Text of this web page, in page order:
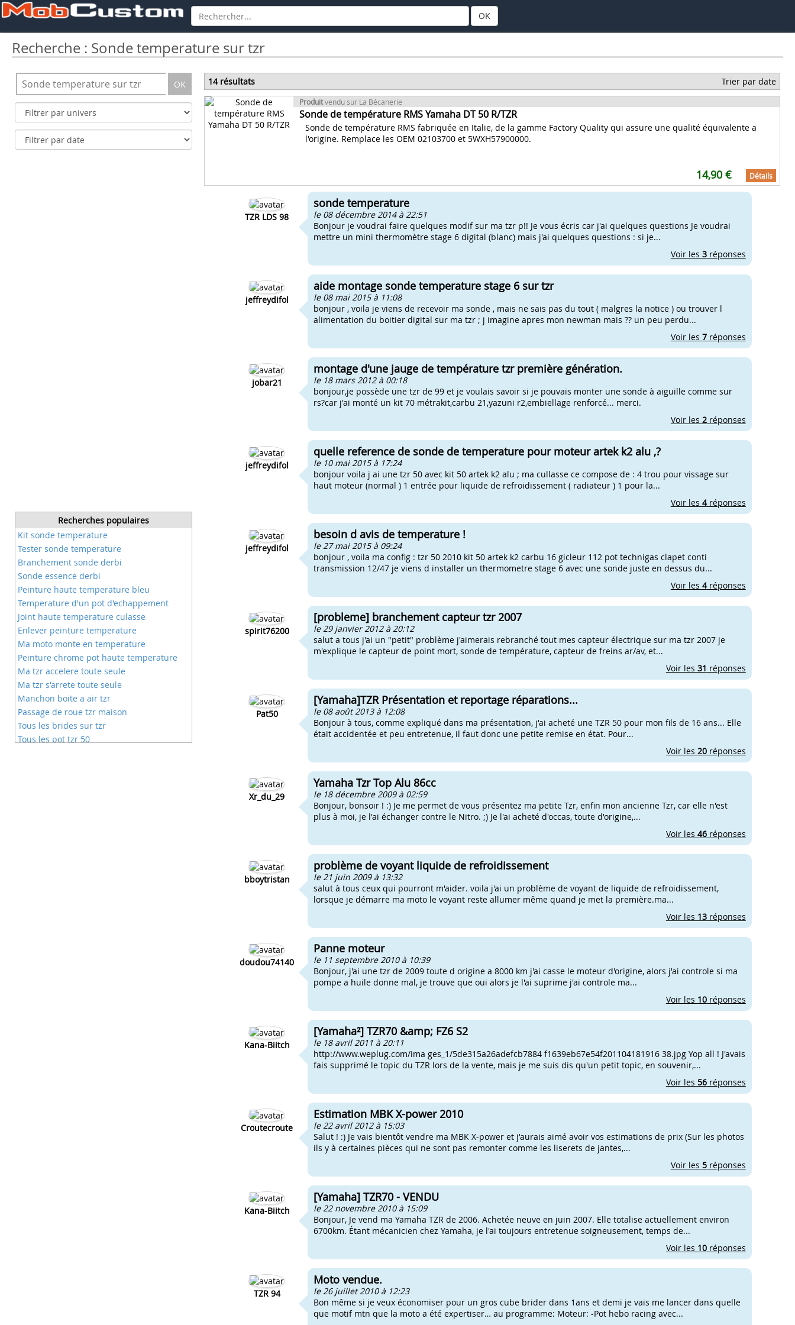
OK
Recherche : Sonde temperature sur tzr
OK
Recherches populaires
Kit sonde temperature
Tester sonde temperature
Branchement sonde derbi
Sonde essence derbi
Peinture haute temperature bleu
Temperature d'un pot d'echappement
Joint haute temperature culasse
Enlever peinture temperature
Ma moto monte en temperature
Peinture chrome pot haute temperature
Ma tzr accelere toute seule
Ma tzr s'arrete toute seule
Manchon boite a air tzr
Passage de roue tzr maison
Tous les brides sur tzr
Tous les pot tzr 50
14 résultats Trier par date
Produitvendu sur La Bécanerie
Sonde de température RMS Yamaha DT 50 R/TZR
Sonde de température RMS fabriquée en Italie, de la gamme Factory Quality qui assure une qualité équivalente a
l'origine. Remplace les OEM 02103700 et 5WXH57900000.
14,90 € Détails
TZR LDS 98
sonde temperature
le 08 décembre 2014 à 22:51
Bonjour je voudrai faire quelques modif sur ma tzr p!! Je vous écris car j'ai quelques questions Je voudrai
mettre un mini thermomètre stage 6 digital (blanc) mais j'ai quelques questions : si je...
Voir les 3réponses
jeffreydifol
aide montage sonde temperature stage 6 sur tzr
le 08 mai 2015 à 11:08
bonjour , voila je viens de recevoir ma sonde , mais ne sais pas du tout ( malgres la notice ) ou trouver l
alimentation du boitier digital sur ma tzr ; j imagine apres mon newman mais ?? un peu perdu...
Voir les 7réponses
jobar21
montage d'une jauge de température tzr première génération.
le 18 mars 2012 à 00:18
bonjour,je possède une tzr de 99 et je voulais savoir si je pouvais monter une sonde à aiguille comme sur
rs?car j'ai monté un kit 70 métrakit,carbu 21,yazuni r2,embiellage renforcé... merci.
Voir les 2réponses
jeffreydifol
quelle reference de sonde de temperature pour moteur artek k2 alu ,?
le 10 mai 2015 à 17:24
bonjour voila j ai une tzr 50 avec kit 50 artek k2 alu ; ma cullasse ce compose de : 4 trou pour vissage sur
haut moteur (normal ) 1 entrée pour liquide de refroidissement ( radiateur ) 1 pour la...
Voir les 4réponses
jeffreydifol
besoin d avis de temperature !
le 27 mai 2015 à 09:24
bonjour , voila ma config : tzr 50 2010 kit 50 artek k2 carbu 16 gicleur 112 pot technigas clapet conti
transmission 12/47 je viens d installer un thermometre stage 6 avec une sonde juste en dessus du...
Voir les 4réponses
spirit76200
[probleme] branchement capteur tzr 2007
le 29 janvier 2012 à 20:12
salut a tous j'ai un "petit" problème j'aimerais rebranché tout mes capteur électrique sur ma tzr 2007 je
m'explique le capteur de point mort, sonde de température, capteur de freins ar/av, et...
Voir les 31 réponses
Pat50
[Yamaha]TZR Présentation et reportage réparations...
le 08 août 2013 à 12:08
Bonjour à tous, comme expliqué dans ma présentation, j'ai acheté une TZR 50 pour mon fils de 16 ans... Elle
était accidentée et peu entretenue, il faut donc une petite remise en état. Pour...
Voir les 20réponses
Xr_du_29
Yamaha Tzr Top Alu 86cc
le 18 décembre 2009 à 02:59
Bonjour, bonsoir ! :) Je me permet de vous présentez ma petite Tzr, enfin mon ancienne Tzr, car elle n'est
plus à moi, je l'ai échanger contre le Nitro. ;) Je l'ai acheté d'occas, toute d'origine,...
Voir les 46réponses
bboytristan
problème de voyant liquide de refroidissement
le 21 juin 2009 à 13:32
salut à tous ceux qui pourront m'aider. voila j'ai un problème de voyant de liquide de refroidissement,
lorsque je démarre ma moto le voyant reste allumer même quand je met la première.ma...
Voir les 13réponses
doudou74140
Panne moteur
le 11 septembre 2010 à 10:39
Bonjour, j'ai une tzr de 2009 toute d origine a 8000 km j'ai casse le moteur d'origine, alors j'ai controle si ma
pompe a huile donne mal, je trouve que oui alors je l'ai suprime j'ai controle ma...
Voir les 10réponses
Kana-Biitch
[Yamaha²] TZR70 &amp; FZ6 S2
le 18 avril 2011 à 20:11
http://www.weplug.com/ima ges_1/5de315a26adefcb7884 f1639eb67e54f201104181916 38.jpg Yop all ! J'avais
fais supprimé le topic du TZR lors de la vente, mais je me suis dis qu'un petit topic, en souvenir,...
Voir les 56réponses
Croutecroute
Estimation MBK X-power 2010
le 22 avril 2012 à 15:03
Salut ! :) Je vais bientôt vendre ma MBK X-power et j'aurais aimé avoir vos estimations de prix (Sur les photos
ils y à certaines pièces qui ne sont pas remonter comme les liserets de jantes,...
Voir les 5réponses
Kana-Biitch
[Yamaha] TZR70 - VENDU
le 22 novembre 2010 à 15:09
Bonjour, Je vend ma Yamaha TZR de 2006. Achetée neuve en juin 2007. Elle totalise actuellement environ
6700km. Étant mécanicien chez Yamaha, je l'ai toujours entretenue soigneusement, temps de...
Voir les 10réponses
TZR 94
Moto vendue.
le 26 juillet 2010 à 12:23
Bon même si je veux économiser pour un gros cube brider dans 1ans et demi je vais me lancer dans quelle
que motif mtn que la moto a été expertiser… au programme: Moteur: -Pot hebo racing avec...